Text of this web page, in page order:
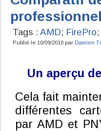
Tags : AMD; FirePro;
Publié le 10/09/2010 par Damien
Un aperçu
Cela fait
différentes
par AMD et